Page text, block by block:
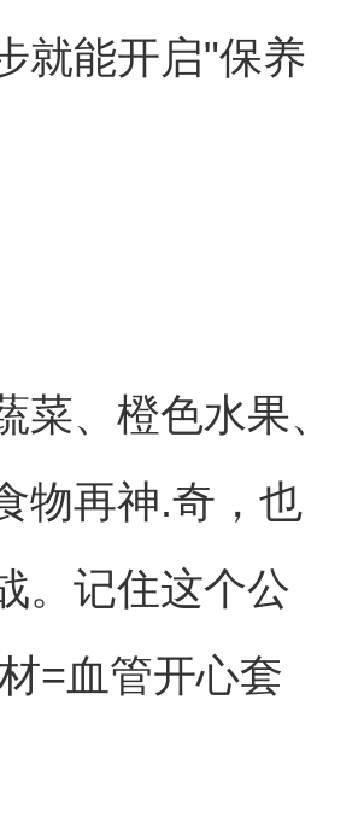
就能开启"保养
、橙色水果、
物再神.奇，也
。记住这个公
=血管开心套